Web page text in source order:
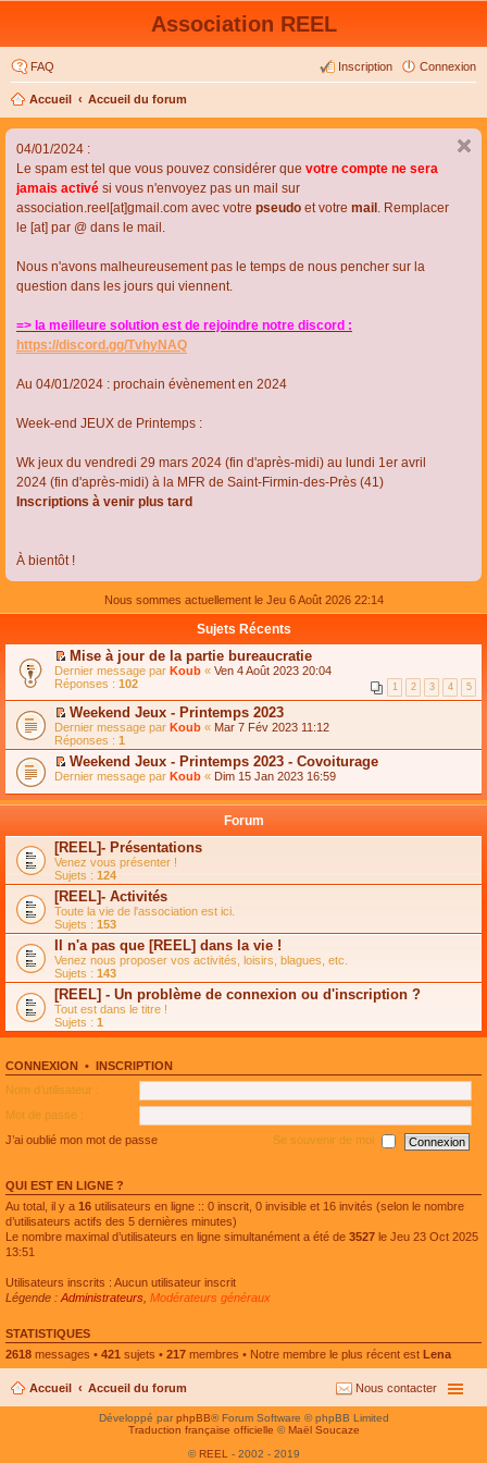
Association REEL
FAQ Connexion
Inscription
Accueil Accueil du forum
04/01/2024 :
Le spam est tel que vous pouvez considérer que votre compte ne sera
jamais activé si vous n'envoyez pas un mail sur
association.reel[at]gmail.com avec votre pseudo et votre mail . Remplacer
le [at] par @ dans le mail.
Nous n'avons malheureusement pas le temps de nous pencher sur la
question dans les jours qui viennent.
=> la meilleure solution est de rejoindre notre discord :
https://discord.gg/TvhyNAQ
Au 04/01/2024 : prochain évènement en 2024
Week-end JEUX de Printemps :
Wk jeux du vendredi 29 mars 2024 (fin d'après-midi) au lundi 1er avril
2024 (fin d'après-midi) à la MFR de Saint-Firmin-des-Près (41)
Inscriptions à venir plus tard
À bientôt !
Nous sommes actuellement le Jeu 6 Août 2026 22:14
Sujets Récents
C
o
n
s
u
l
t
e
r
l
e
s
s
a
g
e
n
o
n
l
u
l
e
p
l
u
s
é
c
e
n
t
Mise à jour de la partie bureaucratie
Dernier message par Koub « Ven 4 Août 2023 20:04
Réponses : 102 1 2 3 4 5
C
o
n
s
u
t
l
e
m
e
s
s
a
g
e
n
o
n
l
u
l
e
l
u
s
é
e
Weekend Jeux - Printemps 2023
Dernier message par Koub « Mar 7 Fév 2023 11:12
Réponses : 1
C
n
l
t
e
r
l
e
m
e
s
s
a
g
e
n
o
n
u
l
e
l
s
e
n
t
Weekend Jeux - Printemps 2023 - Covoiturage
Dernier message par Koub « Dim 15 Jan 2023 16:59
Forum
[REEL]- Présentations
Venez vous présenter !
Sujets : 124
[REEL]- Activités
Toute la vie de l'association est ici.
Sujets : 153
Il n'a pas que [REEL] dans la vie !
Venez nous proposer vos activités, loisirs, blagues, etc.
Sujets : 143
[REEL] - Un problème de connexion ou d'inscription ?
Tout est dans le titre !
Sujets : 1
CONNEXION • INSCRIPTION
Nom d’utilisateur :
Mot de passe :
J’ai oublié mon mot de passe
Se souvenir de moi
QUI EST EN LIGNE ?
Au total, il y a 16 utilisateurs en ligne :: 0 inscrit, 0 invisible et 16 invités (selon le nombre
d’utilisateurs actifs des 5 dernières minutes)
Le nombre maximal d’utilisateurs en ligne simultanément a été de 3527 le Jeu 23 Oct 2025
13:51
Utilisateurs inscrits : Aucun utilisateur inscrit
Légende : Administrateurs Modérateurs généraux
STATISTIQUES
2618 messages • 421 sujets • 217 membres • Notre membre le plus récent est Lena
Accueil Accueil du forum Nous contacter
Développé parphpBB® Forum Software © phpBB Limited
Traduction française officielle © Maël Soucaze
© REEL - 2002 - 2019